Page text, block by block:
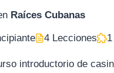
Raíces Cubanas
4 Lecciones
introductorio de